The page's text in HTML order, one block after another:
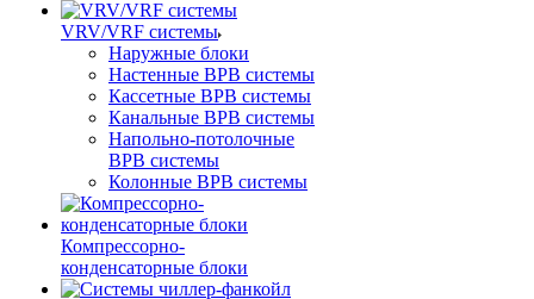
VRV/VRF системы
Наружные блоки
Настенные ВРВ системы
Кассетные ВРВ системы
Канальные ВРВ системы
Напольно-потолочные
ВРВ системы
Колонные ВРВ системы
Компрессорно-
конденсаторные блоки